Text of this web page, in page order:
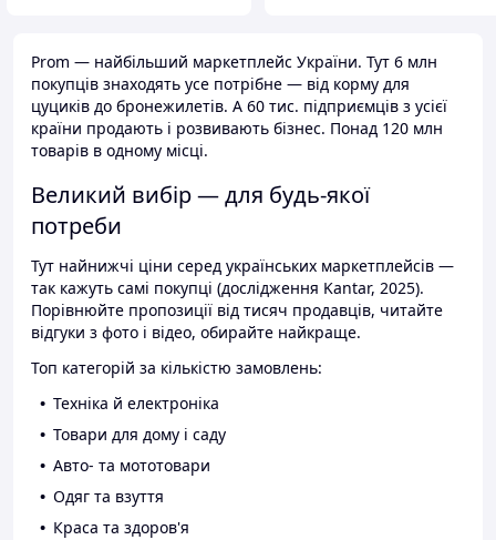
Prom — найбільший маркетплейс України. Тут 6 млн
покупців знаходять усе потрібне — від корму для
цуциків до бронежилетів. А 60 тис. підприємців з усієї
країни продають і розвивають бізнес. Понад 120 млн
товарів в одному місці.
Великий вибір — для будь-якої
потреби
Тут найнижчі ціни серед українських маркетплейсів —
так кажуть самі покупці (дослідження Kantar, 2025).
Порівнюйте пропозиції від тисяч продавців, читайте
відгуки з фото і відео, обирайте найкраще.
Топ категорій за кількістю замовлень:
Техніка й електроніка
Товари для дому і саду
Авто- та мототовари
Одяг та взуття
Краса та здоров'я